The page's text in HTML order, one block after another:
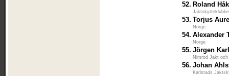
52. Roland
53. Torjus
Norge
54. Alexander
Norge
55. Jörgen
Nimrod Jakt och
56. Johan
Karlstads